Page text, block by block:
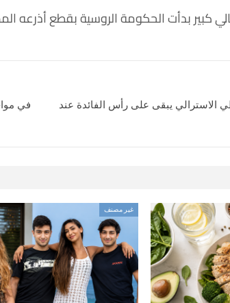
كبير بدأت الحكومة الروسية بقطع أذرعه
الاسترالي يبقى على رأس الفائدة عند
في
غير مصنف